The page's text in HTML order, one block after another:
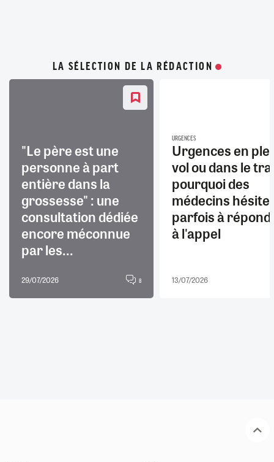
LA SÉLECTION DE LA RÉDACTION
"Le père est une
personne à part
entière dans la
grossesse" : une
consultation dédiée
encore méconnue
par les...
29/07/2026 8
URGENCES
Urgences en
vol ou dans le
pourquoi des
médecins
parfois à
à l'appel
13/07/2026